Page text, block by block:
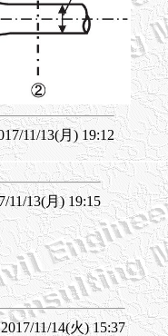
11/13(月) 19:12
13(月) 19:15
11/14(火) 15:37